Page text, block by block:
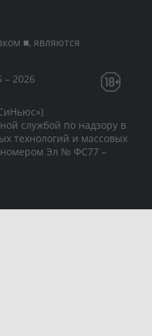
■, являются
2026
службой по надзору в
технологий и массовых
номером Эл № ФС77 –